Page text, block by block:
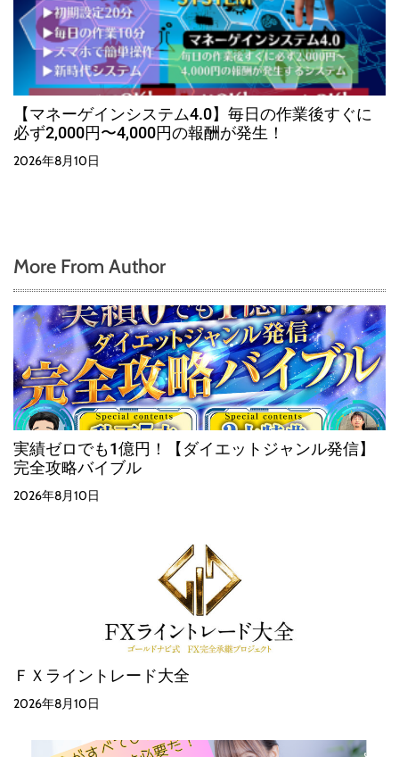
【マネーゲインシステム4.0】毎日の作業後すぐに
必ず2,000円〜4,000円の報酬が発生！
2026年8月10日
More From Author
実績ゼロでも1億円！【ダイエットジャンル発信】
完全攻略バイブル
2026年8月10日
ＦＸライントレード大全
2026年8月10日